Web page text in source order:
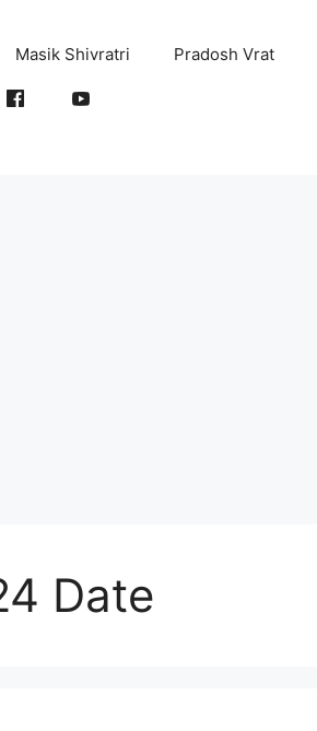
Masik Shivratri Pradosh Vrat
Date